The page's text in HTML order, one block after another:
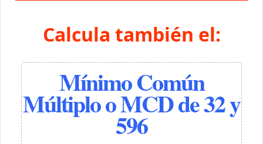
Calcula también el:
Mínimo Común
Múltiplo o MCD de 32 y
596